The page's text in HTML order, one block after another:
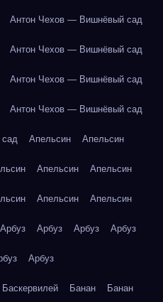
Антон Чехов — Вишнёвый сад
Антон Чехов — Вишнёвый сад
Антон Чехов — Вишнёвый сад
Антон Чехов — Вишнёвый сад
Апельсин Апельсин
Апельсин Апельсин
Апельсин Апельсин
Арбуз Арбуз Арбуз Арбуз
Арбуз
Банан Банан